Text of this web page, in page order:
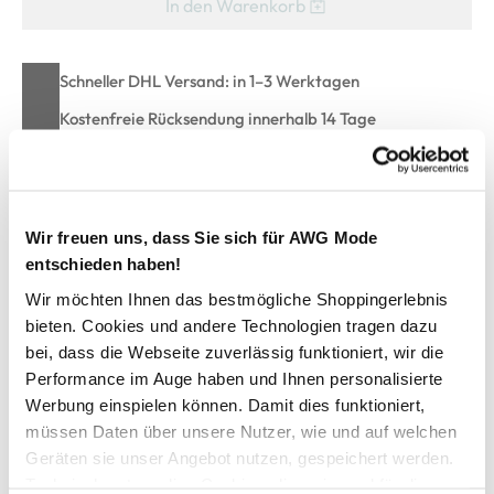
Wir freuen uns, dass Sie sich für AWG Mode
entschieden haben!
Wir möchten Ihnen das bestmögliche Shoppingerlebnis
bieten. Cookies und andere Technologien tragen dazu
bei, dass die Webseite zuverlässig funktioniert, wir die
Performance im Auge haben und Ihnen personalisierte
Werbung einspielen können. Damit dies funktioniert,
müssen Daten über unsere Nutzer, wie und auf welchen
Geräten sie unser Angebot nutzen, gespeichert werden.
In den Warenkorb
Schneller DHL Versand: in 1–3 Werktagen
Kostenfreie Rücksendung innerhalb 14 Tage
Kostenlose Filiallieferung in Ihre Wunschfiliale
Zur Wunschliste hinzufügen
Damen Bluse mit Carmen Ausschnitt
Tolle Bluse mit zarten Streifen von Birkhahn Mode und
Tracht
Mit angesagtem Carmen-Ausschnitt
Kurze Ärmel mit breitem Bindeband